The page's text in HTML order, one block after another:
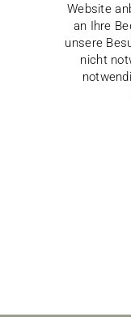
Website
an Ihre
unsere
nicht